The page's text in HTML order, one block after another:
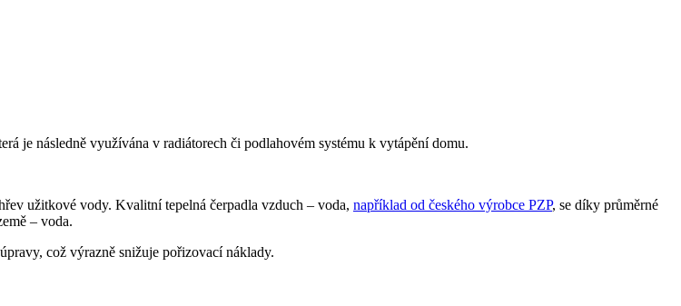
je následně využívána v radiátorech či podlahovém systému k vytápění domu.
užitkové vody. Kvalitní tepelná čerpadla vzduch – voda, například od českého výrobce PZP, se díky průměrné
– voda.
což výrazně snižuje pořizovací náklady.